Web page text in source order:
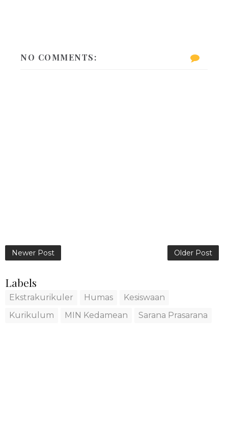
NO COMMENTS:
Newer Post Older Post
Labels
Ekstrakurikuler Humas
Kesiswaan
Kurikulum
MIN Kedamean Sarana Prasarana